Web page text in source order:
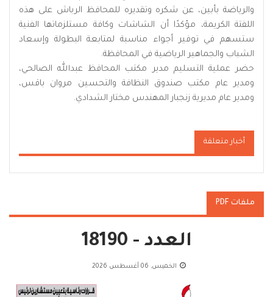
والرياضة بأبين، عن شكره وتقديره للمحافظ الرباش على هذه
اللفتة الكريمة، مؤكدًا أن الشاشات وكافة مستلزماتها الفنية
ستسهم في توفير أجواء مناسبة لمتابعة البطولة وإسعاد
الشباب والجماهير الرياضية في المحافظة.
حضر عملية التسليم مدير مكتب المحافظ عبدالله الصالحي،
ومدير عام مكتب صندوق النظافة والتحسين مروان باقس،
ومدير عام مديرية زنجبار المهندس مختار الشدادي.
أخبار متعلقة
ملفات PDF
العدد - 18190
الخميس, 06 أغسطس 2026